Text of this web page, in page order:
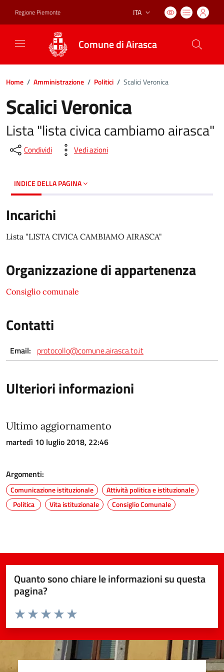
Regione Piemonte Lingua attiva:
ITA
Comune di Airasca
Home / Amministrazione / Politici / Scalici Veronica
Scalici Veronica
Lista "lista civica cambiamo airasca"
Condividi Vedi azioni
INDICE DELLA PAGINA
Incarichi
Lista "LISTA CIVICA CAMBIAMO AIRASCA"
Organizzazione di appartenenza
Consiglio comunale
Contatti
Email: protocollo@comune.airasca.to.it
Ulteriori informazioni
Ultimo aggiornamento
martedì 10 luglio 2018, 22:46
Argomenti:
Comunicazione istituzionale
Attività politica e istituzionale
Politica
Vita istituzionale Consiglio Comunale
Quanto sono chiare le informazioni su questa
pagina?
Valuta da 1 a 5 stelle la pagina
Valuta 5 stelle su 5
Valuta 4 stelle su 5
Valuta 3 stelle su 5
Valuta 2 stelle su 5
Valuta 1 stelle su 5